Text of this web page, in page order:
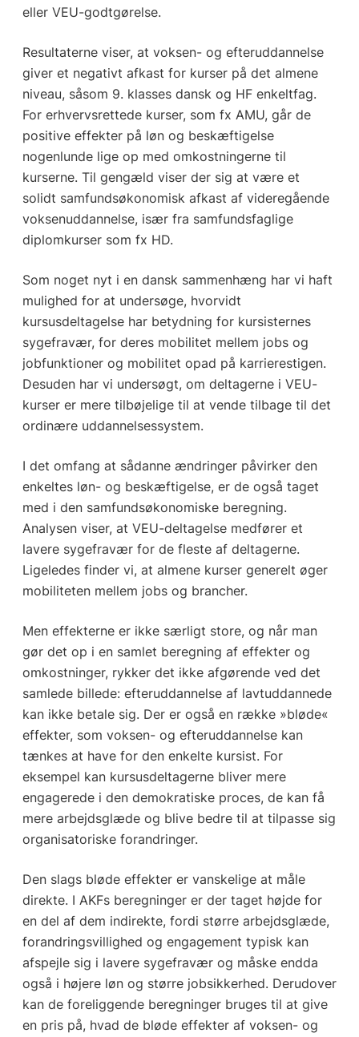
eller VEU-godtgørelse.
Resultaterne viser, at voksen- og efteruddannelse
giver et negativt afkast for kurser på det almene
niveau, såsom 9. klasses dansk og HF enkeltfag.
For erhvervsrettede kurser, som fx AMU, går de
positive effekter på løn og beskæftigelse
nogenlunde lige op med omkostningerne til
kurserne. Til gengæld viser der sig at være et
solidt samfundsøkonomisk afkast af videregående
voksenuddannelse, især fra samfundsfaglige
diplomkurser som fx HD.
Som noget nyt i en dansk sammenhæng har vi haft
mulighed for at undersøge, hvorvidt
kursusdeltagelse har betydning for kursisternes
sygefravær, for deres mobilitet mellem jobs og
jobfunktioner og mobilitet opad på karrierestigen.
Desuden har vi undersøgt, om deltagerne i VEU-
kurser er mere tilbøjelige til at vende tilbage til det
ordinære uddannelsessystem.
I det omfang at sådanne ændringer påvirker den
enkeltes løn- og beskæftigelse, er de også taget
med i den samfundsøkonomiske beregning.
Analysen viser, at VEU-deltagelse medfører et
lavere sygefravær for de fleste af deltagerne.
Ligeledes finder vi, at almene kurser generelt øger
mobiliteten mellem jobs og brancher.
Men effekterne er ikke særligt store, og når man
gør det op i en samlet beregning af effekter og
omkostninger, rykker det ikke afgørende ved det
samlede billede: efteruddannelse af lavtuddannede
kan ikke betale sig. Der er også en række »bløde«
effekter, som voksen- og efteruddannelse kan
tænkes at have for den enkelte kursist. For
eksempel kan kursusdeltagerne bliver mere
engagerede i den demokratiske proces, de kan få
mere arbejdsglæde og blive bedre til at tilpasse sig
organisatoriske forandringer.
Den slags bløde effekter er vanskelige at måle
direkte. I AKFs beregninger er der taget højde for
en del af dem indirekte, fordi større arbejdsglæde,
forandringsvillighed og engagement typisk kan
afspejle sig i lavere sygefravær og måske endda
også i højere løn og større jobsikkerhed. Derudover
kan de foreliggende beregninger bruges til at give
en pris på, hvad de bløde effekter af voksen- og